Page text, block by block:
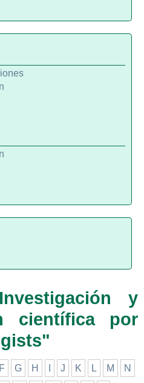
y
científica por
F G H J K L M N